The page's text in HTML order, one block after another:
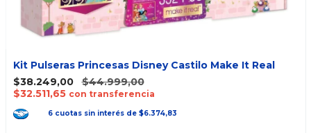
Kit Pulseras Princesas Disney Castilo Make It Real
$38.249,00
$44.999,00
$32.511,65 con transferencia
6 cuotas sin interés de $6.374,83